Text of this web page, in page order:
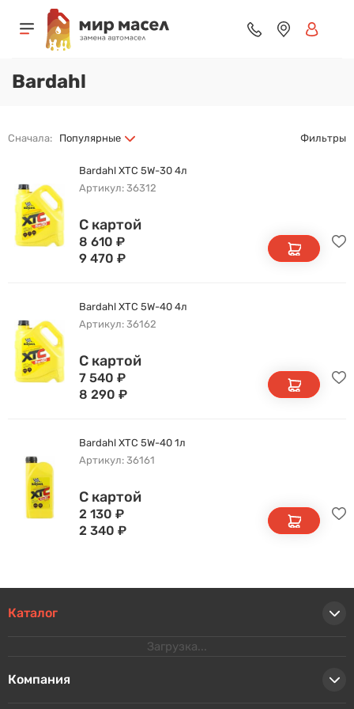
Bardahl
Сначала: Популярные Фильтры
Bardahl XTC 5W-30 4л
Артикул: 36312
С картой
8 610 ₽
9 470 ₽
Bardahl XTС 5W-40 4л
Артикул: 36162
С картой
7 540 ₽
8 290 ₽
Bardahl XTС 5W-40 1л
Артикул: 36161
С картой
2 130 ₽
2 340 ₽
Каталог
Загрузка...
Компания